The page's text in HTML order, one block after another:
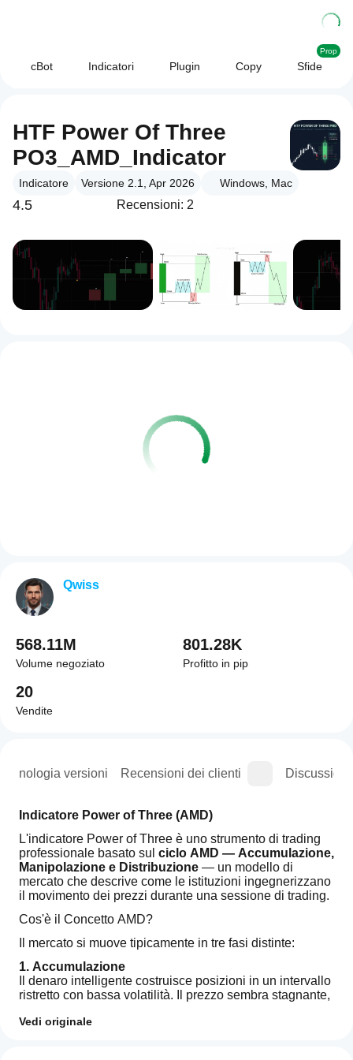
cBot Indicatori Plugin Copy Sfide
Prop
HTF Power Of Three
PO3_AMD_Indicator
Indicatore Versione 2.1, Apr 2026 Windows, Mac
4.5 Recensioni: 2
versioni Recensioni dei clienti Discussioni
Indicatore Power of Three (AMD)
L'indicatore Power of Three è uno strumento di trading
professionale basato sul ciclo AMD — Accumulazione,
Manipolazione e Distribuzione — un modello di
mercato che descrive come le istituzioni ingegnerizzano
il movimento dei prezzi durante una sessione di trading.
Cos'è il Concetto AMD?
Il mercato si muove tipicamente in tre fasi distinte:
1. Accumulazione
Il denaro intelligente costruisce posizioni in un intervallo
ristretto con bassa volatilità. Il prezzo sembra stagnante,
Vedi originale
Qwiss
568.11M
Volume negoziato
801.28K
Profitto in pip
20
Vendite